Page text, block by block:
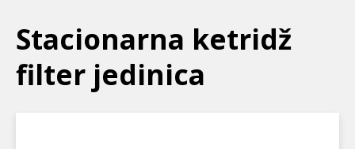
Stacionarna ketridž
filter jedinica